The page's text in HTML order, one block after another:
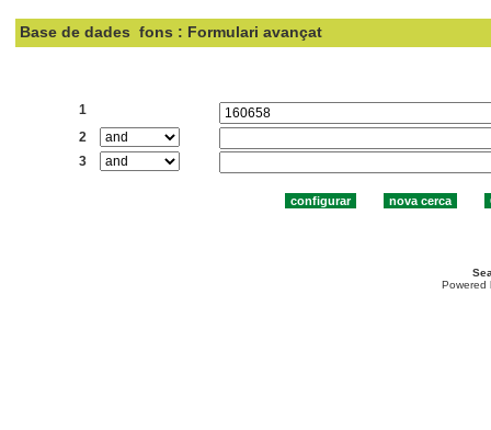
Base de dades fons : Formulari avançat
1
2
3